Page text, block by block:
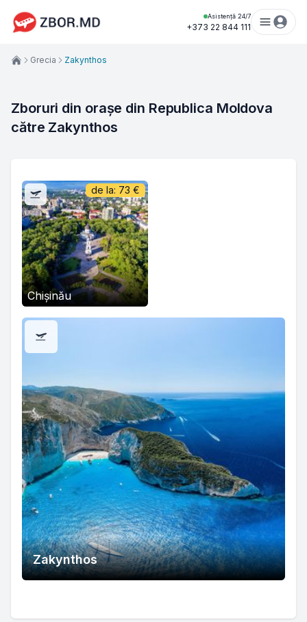
Asistență 24/7
+373 22 844 111
Grecia Zakynthos
Zboruri din orașe din Republica Moldova
către Zakynthos
Chișinău
de la: 73 €
Zakynthos